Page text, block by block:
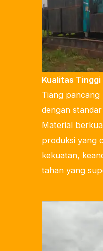
Kualitas Tinggi
Tiang pancang
dengan
Material
produksi yang
kekuatan,
tahan yang